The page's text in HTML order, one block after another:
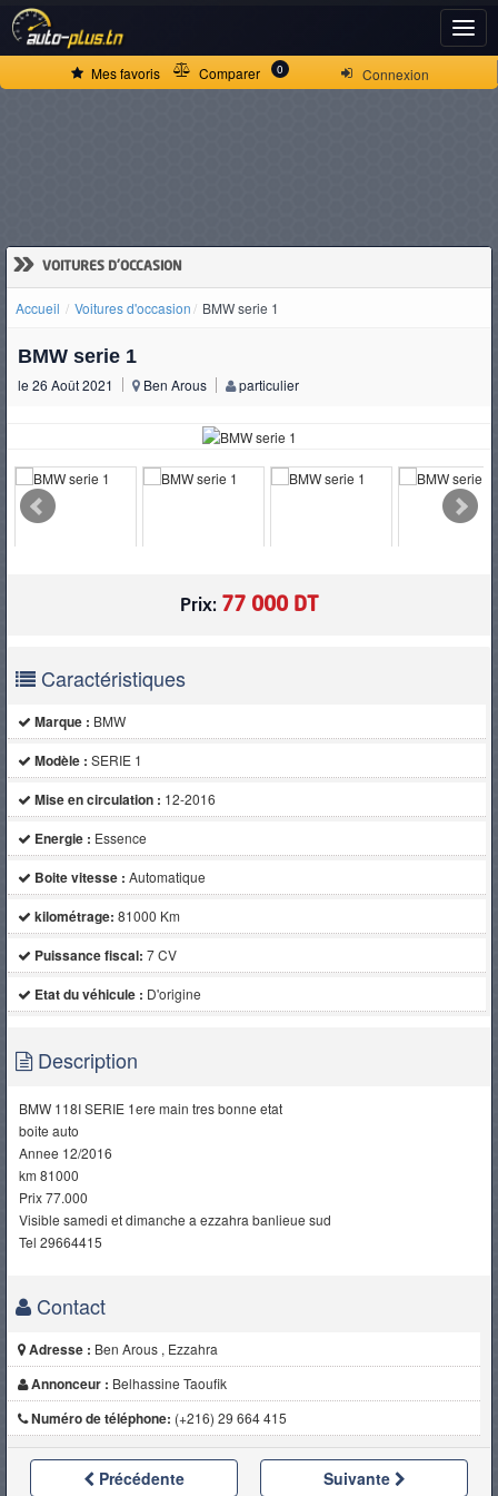
Connexion
Mes favoris Comparer 0
» VOITURES D'OCCASION
Accueil Voitures d'occasion BMW serie 1
BMW serie 1
le 26 Août 2021 Ben Arous particulier
Prix: 77 000 DT
Caractéristiques
Marque : BMW
Modèle : SERIE 1
Mise en circulation : 12-2016
Energie : Essence
Boite vitesse : Automatique
kilométrage: 81000 Km
Puissance fiscal: 7 CV
Etat du véhicule : D'origine
Description
BMW 118I SERIE 1ere main tres bonne etat
boite auto
Annee 12/2016
km 81000
Prix 77.000
Visible samedi et dimanche a ezzahra banlieue sud
Tel 29664415
Contact
Adresse : Ben Arous , Ezzahra
Annonceur : Belhassine Taoufik
Numéro de téléphone: (+216) 29 664 415
Précédente Suivante
ACCUEIL
D'OCCASION